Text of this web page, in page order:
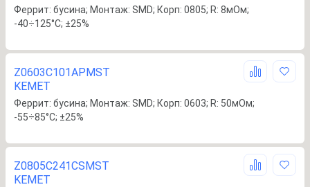
Феррит: бусина; Монтаж: SMD; Корп: 0805; R: 8мОм;
-40÷125°C; ±25%
Z0603C101APMST
KEMET
Феррит: бусина; Монтаж: SMD; Корп: 0603; R: 50мОм;
-55÷85°C; ±25%
Z0805C241CSMST
KEMET